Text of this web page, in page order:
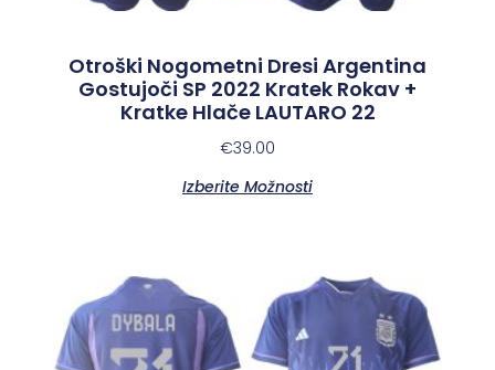
Otroški Nogometni Dresi Argentina
Gostujoči SP 2022 Kratek Rokav +
Kratke Hlače LAUTARO 22
€39.00
Izberite Možnosti